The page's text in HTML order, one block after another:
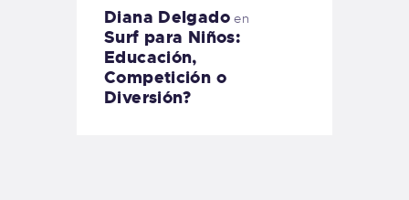
Diana Delgadoen
Surf para Niños:
Educación,
Competición o
Diversión?